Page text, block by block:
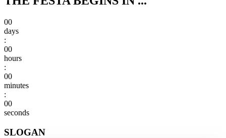
00
days
:
00
hours
:
00
minutes
:
00
seconds
SLOGAN